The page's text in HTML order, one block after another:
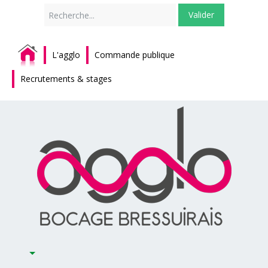
Valider
L'agglo Commande publique
Recrutements & stages